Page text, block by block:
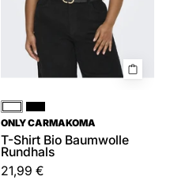
WeißSchwarz
ONLY CARMAKOMA
T-Shirt Bio Baumwolle
Rundhals
21,99 €